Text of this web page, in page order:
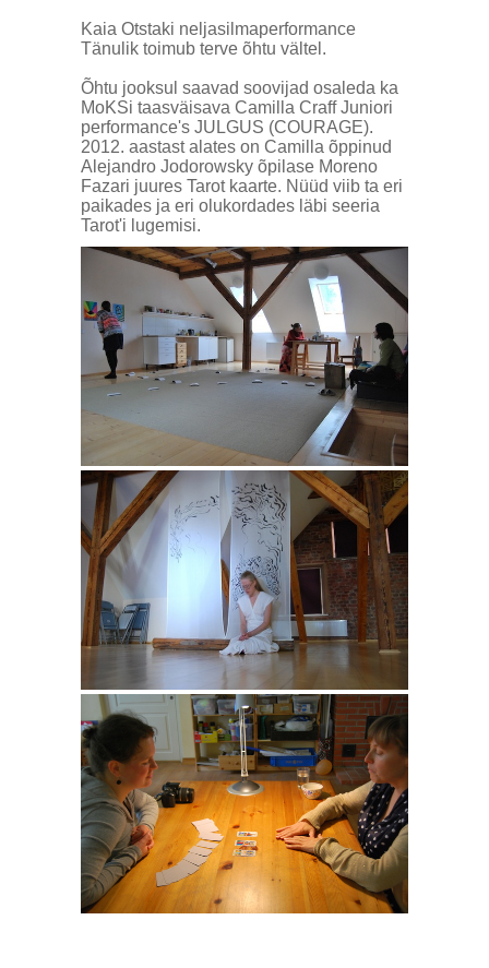
Kaia Otstaki neljasilmaperformance
Tänulik toimub terve õhtu vältel.
Õhtu jooksul saavad soovijad osaleda ka
MoKSi taasväisava Camilla Craff Juniori
performance's JULGUS (COURAGE).
2012. aastast alates on Camilla õppinud
Alejandro Jodorowsky õpilase Moreno
Fazari juures Tarot kaarte. Nüüd viib ta eri
paikades ja eri olukordades läbi seeria
Tarot'i lugemisi.